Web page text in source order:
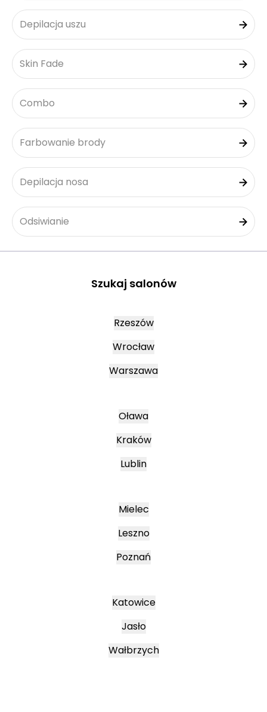
Depilacja uszu
Skin Fade
Combo
Farbowanie brody
Depilacja nosa
Odsiwianie
Szukaj salonów
Rzeszów
Wrocław
Warszawa
Oława
Kraków
Lublin
Mielec
Leszno
Poznań
Katowice
Jasło
Wałbrzych